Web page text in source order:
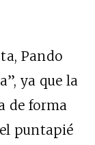
Pando
ya que la
de forma
puntapié